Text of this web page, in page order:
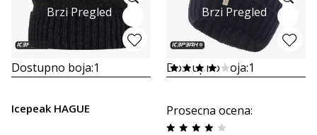
Brzi Pregled
Dostupno boja:1
Icepeak HAGUE
Brzi Pregled
Dostupno boja:1
Prosecna ocena: